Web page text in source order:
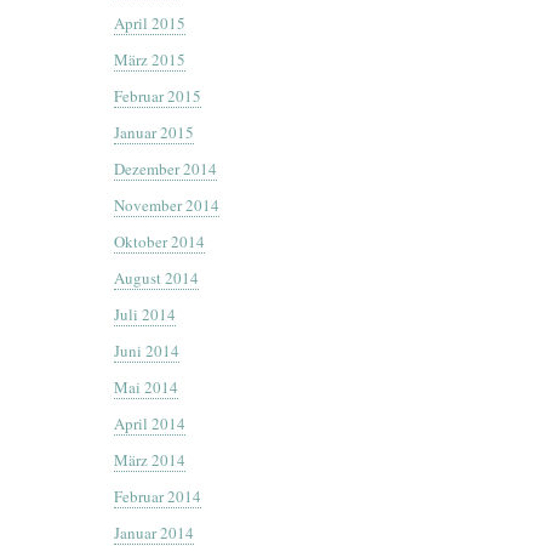
April 2015
März 2015
Februar 2015
Januar 2015
Dezember 2014
November 2014
Oktober 2014
August 2014
Juli 2014
Juni 2014
Mai 2014
April 2014
März 2014
Februar 2014
Januar 2014